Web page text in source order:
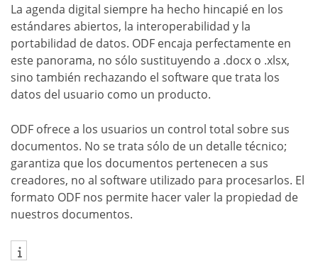
La agenda digital siempre ha hecho hincapié en los
estándares abiertos, la interoperabilidad y la
portabilidad de datos. ODF encaja perfectamente en
este panorama, no sólo sustituyendo a .docx o .xlsx,
sino también rechazando el software que trata los
datos del usuario como un producto.
ODF ofrece a los usuarios un control total sobre sus
documentos. No se trata sólo de un detalle técnico;
garantiza que los documentos pertenecen a sus
creadores, no al software utilizado para procesarlos. El
formato ODF nos permite hacer valer la propiedad de
nuestros documentos.